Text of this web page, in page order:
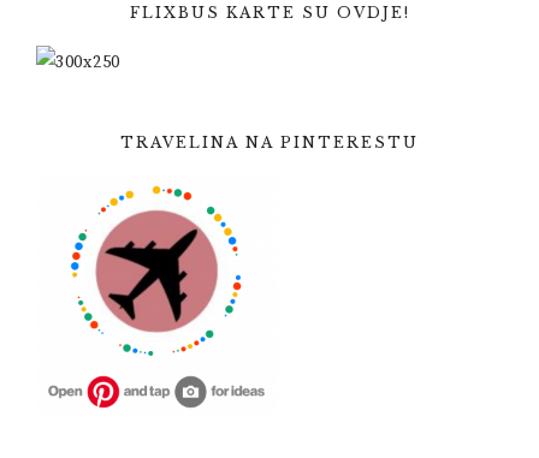
FLIXBUS KARTE SU OVDJE!
TRAVELINA NA PINTERESTU